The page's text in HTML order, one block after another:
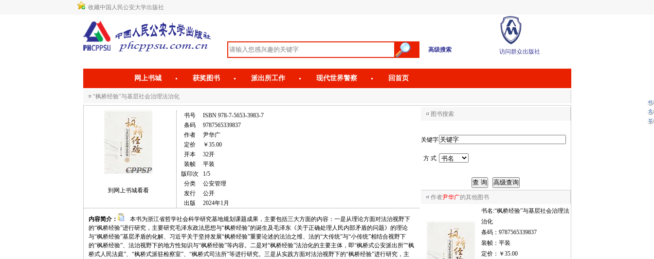
收藏中国人民公安大学出版社
高级搜索 访问群众出版社
网上书城 获奖图书 派出所工作 现代世界警察 回首页
“枫桥经验”与基层社会治理法治化
到网上书城看看
书号
ISBN 978-7-5653-3983-7
条码
9787565339837
作者
尹华广
定价
￥35.00
开本
32开
装帧
平装
版印次
1/5
分类
公安管理
发行
公开
出版
2024年1月
内容简介：
本书为浙江省哲学社会科学研究基地规划课题成果，主要包括三大方面的内容：一是从理论方面对法治视野下
的“枫桥经验”进行研究，主要研究毛泽东政法思想与“枫桥经验”的诞生及毛泽东《关于正确处理人民内部矛盾的问题》的理论
与“枫桥经验”基层矛盾的化解、习近平关于坚持发展“枫桥经验”重要论述的法治之维、法的“大传统”与“小传统”相结合视野下
的“枫桥经验”、法治视野下的地方性知识与“枫桥经验”等内容。二是对“枫桥经验”法治化的主要主体，即“枫桥式公安派出所”“枫
桥式人民法庭”、“枫桥式派驻检察室”、“枫桥式司法所”等进行研究。三是从实践方面对法治视野下的“枫桥经验”进行研究，主
图书搜索
关键字
方 式
作者尹华广的其他图书
书名:“枫桥经验”与基层社会治理法
治化
条码：9787565339837
装帧：平装
定价：￥35.00